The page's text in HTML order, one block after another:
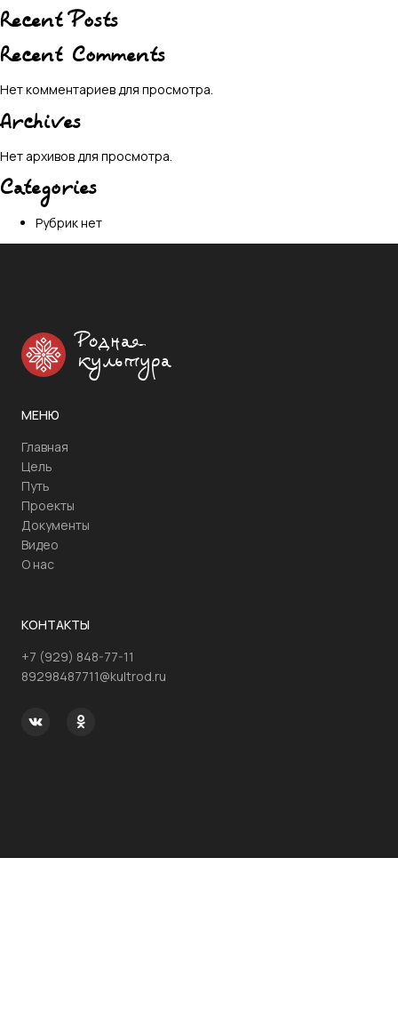
Recent Posts
Recent Comments
Нет комментариев для просмотра.
Archives
Нет архивов для просмотра.
Categories
Рубрик нет
Родная
культура
МЕНЮ
Главная
Цель
Путь
Проекты
Документы
Видео
О нас
КОНТАКТЫ
+7 (929) 848-77-11
89298487711@kultrod.ru